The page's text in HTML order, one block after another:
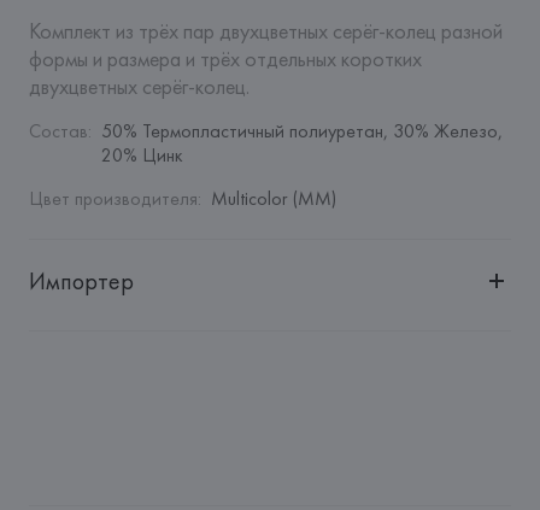
Комплект из трёх пар двухцветных серёг-колец разной
формы и размера и трёх отдельных коротких
двухцветных серёг-колец.
Состав: 50% Термопластичный полиуретан, 30% Железо,
20% Цинк
Цвет производителя: Multicolor (MM)
Импортер